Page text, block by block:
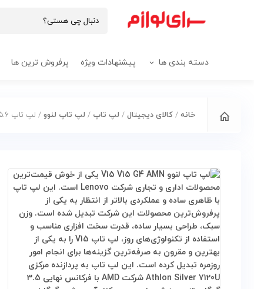
دسته بندی ها پیشنهادات ویژه پرفروش ترین ها
خانه / کالای دیجیتال / لپ تاپ / لپ تاپ لنوو / لپ تاپ 15.6 اینچی لنوو مدل V15 G4 AMN-Athlon Silver 7120U 8GB 512SSD